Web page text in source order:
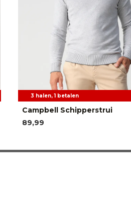
3 halen, 1 betalen
Campbell Schipperstrui
89,99